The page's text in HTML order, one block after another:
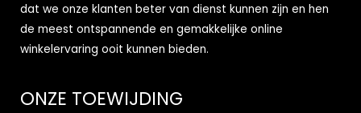
dat we onze klanten beter van dienst kunnen zijn en hen
de meest ontspannende en gemakkelijke online
winkelervaring ooit kunnen bieden.
ONZE TOEWIJDING